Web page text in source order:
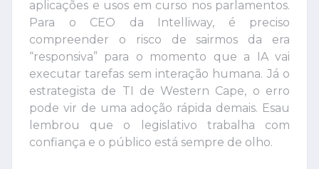
aplicações e usos em curso nos parlamentos.
Para o CEO da Intelliway, é preciso
compreender o risco de sairmos da era
“responsiva” para o momento que a IA vai
executar tarefas sem interação humana. Já o
estrategista de TI de Western Cape, o erro
pode vir de uma adoção rápida demais. Esau
lembrou que o legislativo trabalha com
confiança e o público está sempre de olho.